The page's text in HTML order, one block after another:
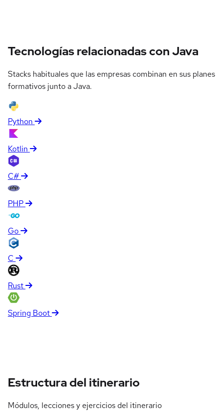
Tecnologías relacionadas con Java
Stacks habituales que las empresas combinan en sus planes
formativos junto a Java.
Python
Kotlin
C#
PHP
Go
C
Rust
Spring Boot
Estructura del itinerario
Módulos, lecciones y ejercicios del itinerario